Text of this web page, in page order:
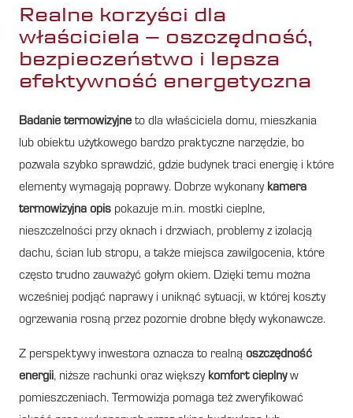
Realne korzyści dla
właściciela – oszczędność,
bezpieczeństwo i lepsza
efektywność energetyczna
Badanie termowizyjne to dla właściciela domu, mieszkania
lub obiektu użytkowego bardzo praktyczne narzędzie, bo
pozwala szybko sprawdzić, gdzie budynek traci energię i które
elementy wymagają poprawy. Dobrze wykonany kamera
termowizyjna opis pokazuje m.in. mostki cieplne,
nieszczelności przy oknach i drzwiach, problemy z izolacją
dachu, ścian lub stropu, a także miejsca zawilgocenia, które
często trudno zauważyć gołym okiem. Dzięki temu można
wcześniej podjąć naprawy i uniknąć sytuacji, w której koszty
ogrzewania rosną przez pozornie drobne błędy wykonawcze.
Z perspektywy inwestora oznacza to realną oszczędność
energii, niższe rachunki oraz większy komfort cieplnyw
pomieszczeniach. Termowizja pomaga też zweryfikować